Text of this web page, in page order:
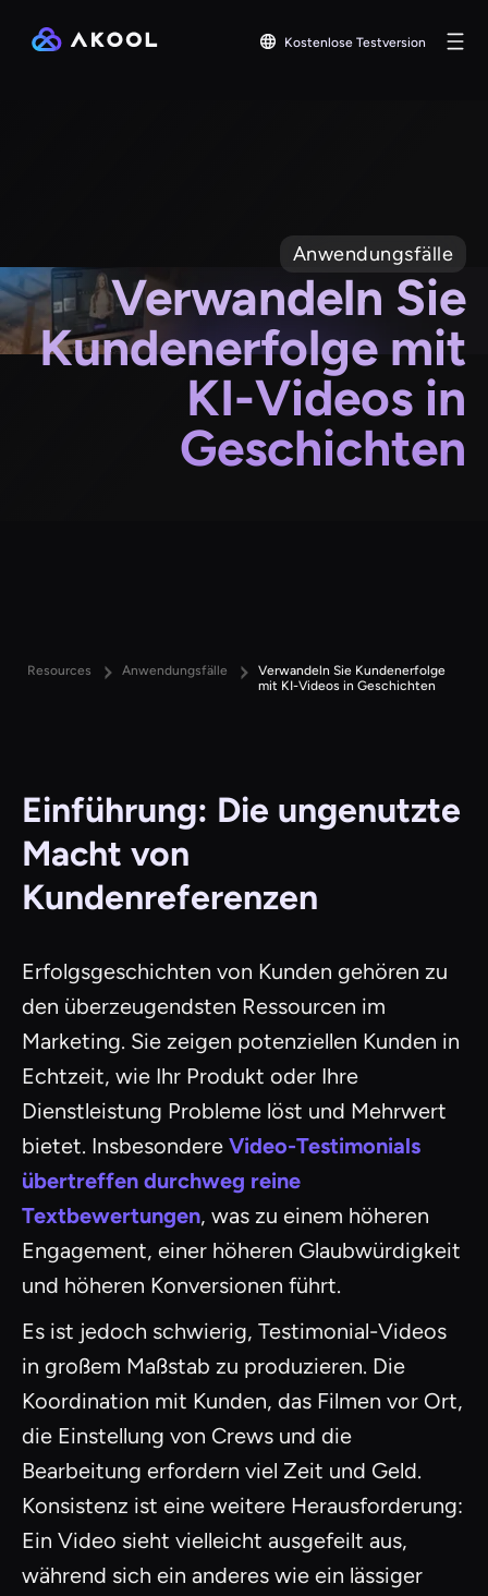
Kostenlose Testversion
Anwendungsfälle
Verwandeln Sie
Kundenerfolge mit
KI-Videos in
Geschichten
Resources Anwendungsfälle
Verwandeln Sie Kundenerfolge
mit KI-Videos in Geschichten
Einführung: Die ungenutzte
Macht von
Kundenreferenzen
Erfolgsgeschichten von Kunden gehören zu
den überzeugendsten Ressourcen im
Marketing. Sie zeigen potenziellen Kunden in
Echtzeit, wie Ihr Produkt oder Ihre
Dienstleistung Probleme löst und Mehrwert
bietet. Insbesondere Video-Testimonials
übertreffen durchweg reine
Textbewertungen, was zu einem höheren
Engagement, einer höheren Glaubwürdigkeit
und höheren Konversionen führt.
Es ist jedoch schwierig, Testimonial-Videos
in großem Maßstab zu produzieren. Die
Koordination mit Kunden, das Filmen vor Ort,
die Einstellung von Crews und die
Bearbeitung erfordern viel Zeit und Geld.
Konsistenz ist eine weitere Herausforderung:
Ein Video sieht vielleicht ausgefeilt aus,
während sich ein anderes wie ein lässiger